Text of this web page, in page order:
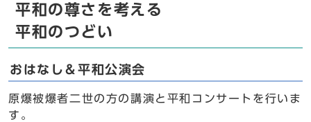
平和の尊さを考える
平和のつどい
おはなし＆平和公演会
原爆被爆者二世の方の講演と平和コンサートを行いま
す。